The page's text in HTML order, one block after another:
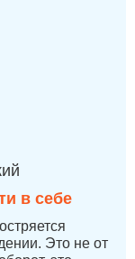
в себе
Это не от